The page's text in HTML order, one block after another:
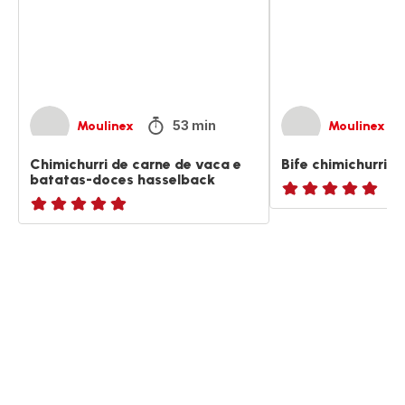
Moulinex 53 min
Chimichurri de carne de vaca e
batatas-doces hasselback
ratings.NaN
Moulinex
Bife chimichurri
ratings.NaN